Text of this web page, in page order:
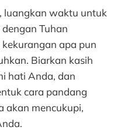
luangkan waktu untuk
Tuhan
apa pun
Biarkan kasih
hati Anda, dan
cara pandang
akan mencukupi,